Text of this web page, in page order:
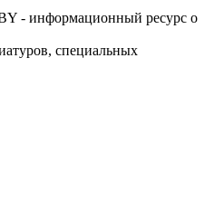
- информационный ресурс о
специальных